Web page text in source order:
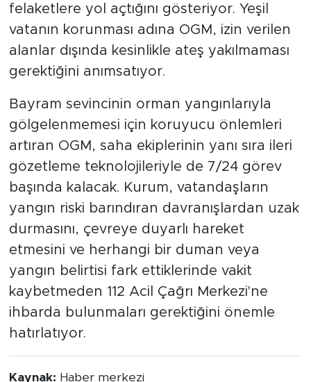
felaketlere yol açtığını gösteriyor. Yeşil
vatanın korunması adına OGM, izin verilen
alanlar dışında kesinlikle ateş yakılmaması
gerektiğini anımsatıyor.
Bayram sevincinin orman yangınlarıyla
gölgelenmemesi için koruyucu önlemleri
artıran OGM, saha ekiplerinin yanı sıra ileri
gözetleme teknolojileriyle de 7/24 görev
başında kalacak. Kurum, vatandaşların
yangın riski barındıran davranışlardan uzak
durmasını, çevreye duyarlı hareket
etmesini ve herhangi bir duman veya
yangın belirtisi fark ettiklerinde vakit
kaybetmeden 112 Acil Çağrı Merkezi'ne
ihbarda bulunmaları gerektiğini önemle
hatırlatıyor.
Kaynak: Haber merkezi